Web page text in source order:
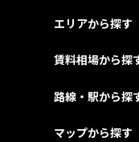
エリアから探す
賃料相場から探
路線・駅から探
マップから探す